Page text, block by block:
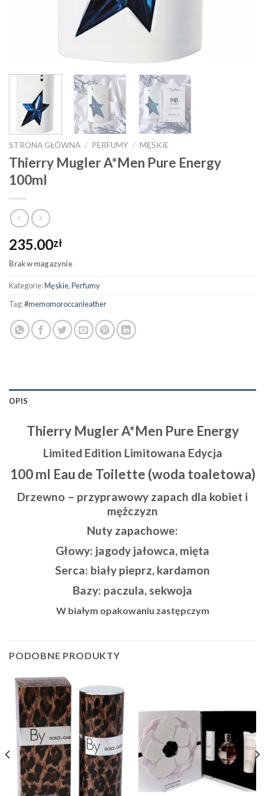
STRONA GŁÓWNA / PERFUMY / MĘSKIE
Thierry Mugler A*Men Pure Energy
100ml
235.00zł
Brak w magazynie
Kategorie:Męskie,Perfumy
Tag:#memomoroccanleather
OPIS
Thierry Mugler A*Men Pure Energy
Limited Edition Limitowana Edycja
100 ml Eau de Toilette (woda toaletowa)
Drzewno – przyprawowy zapach dla kobiet i
mężczyzn
Nuty zapachowe:
Głowy: jagody jałowca, mięta
Serca: biały pieprz, kardamon
Bazy: paczula, sekwoja
W białym opakowaniu zastępczym
PODOBNE PRODUKTY